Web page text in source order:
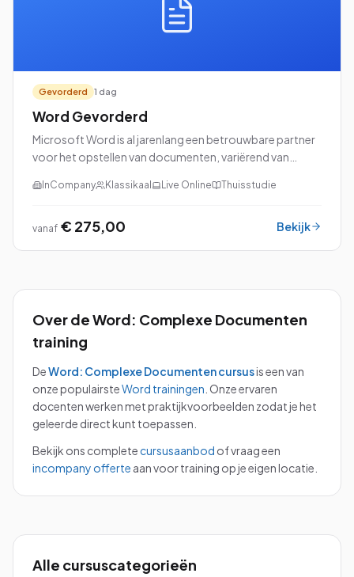
Gevorderd 1 dag
Word Gevorderd
Microsoft Word is al jarenlang een betrouwbare partner
voor het opstellen van documenten, variërend van
professionele cv's. Als je de basisvaardighed...
InCompany Klassikaal Live Online Thuisstudie
vanaf € 275,00 Bekijk
Over deWord: Complexe Documenten
training
DeWord: Complexe Documentencursusis een van
onze populairsteWord trainingen Onze ervaren
docenten werken met praktijkvoorbeelden zodat je het
geleerde direct kunt toepassen.
Bekijk ons completecursusaanbod of vraag een
incompany offerte aan voor training op je eigen locatie.
Alle cursuscategorieën